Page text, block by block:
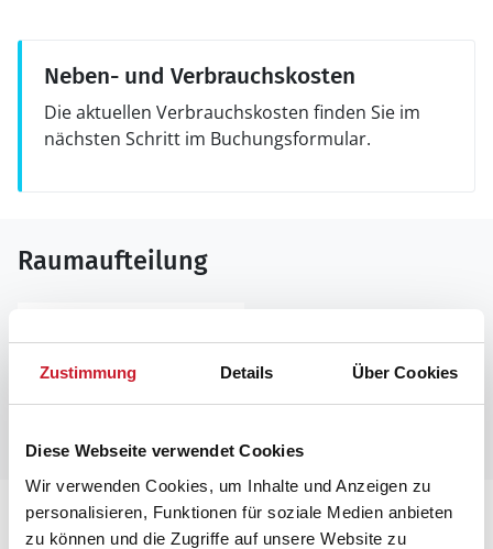
Zustimmung Details Über Cookies
Diese Webseite verwendet Cookies
Wir verwenden Cookies, um Inhalte und Anzeigen zu
personalisieren, Funktionen für soziale Medien anbieten
zu können und die Zugriffe auf unsere Website zu
Neben- und Verbrauchskosten
Die aktuellen Verbrauchskosten finden Sie im
nächsten Schritt im Buchungsformular.
Raumaufteilung
Lageplan